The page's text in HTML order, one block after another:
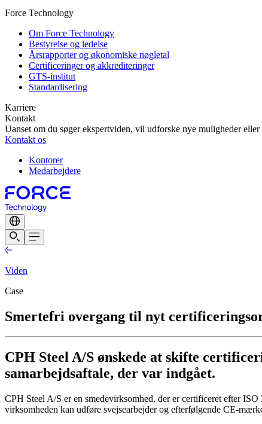
Force Technology
Om Force Technology
Bestyrelse og ledelse
Årsrapporter og økonomiske nøgletal
Certificeringer og akkrediteringer
GTS-institut
Standardisering
Karriere
Kontakt
Uanset om du søger ekspertviden, vil udforske nye muligheder
Kontakt os
Kontorer
Medarbejdere
Viden
Case
Smertefri overgang til nyt
CPH Steel A/S ønskede at skifte
samarbejdsaftale, der var indgået.
CPH Steel A/S er en smedevirksomhed, der er certificeret efter
virksomheden kan udføre svejsearbejder og efterfølgende CE-